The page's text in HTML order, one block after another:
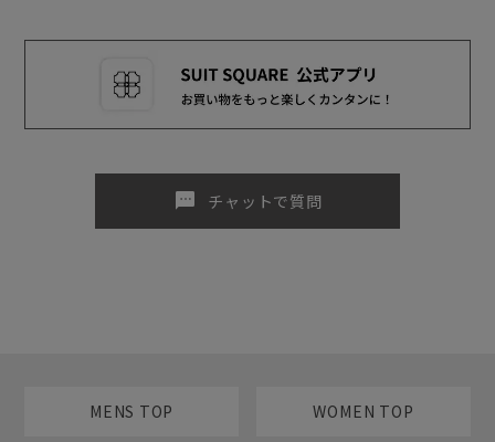
sms チャットで質問
MENS TOP WOMEN TOP